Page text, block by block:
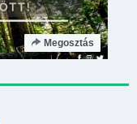
Megosztás